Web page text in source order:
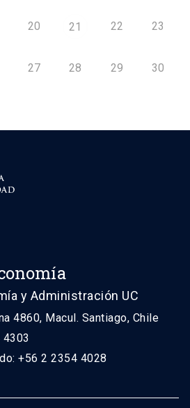
20 21 22 23
27 28 29 30
y Administración UC
4860, Macul. Santiago, Chile
+56 2 2354 4028